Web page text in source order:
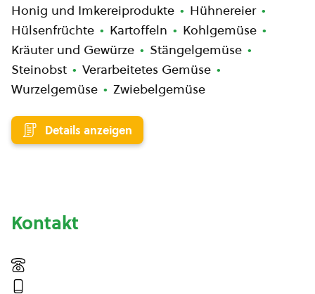
Honig und Imkereiprodukte
Hühnereier
Hülsenfrüchte
Kartoffeln
Kohlgemüse
Kräuter und Gewürze
Stängelgemüse
Steinobst
Verarbeitetes Gemüse
Wurzelgemüse
Zwiebelgemüse
Details anzeigen
Kontakt